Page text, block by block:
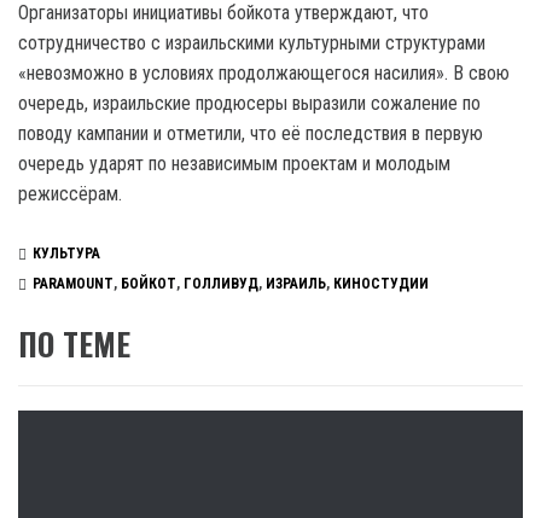
Организаторы инициативы бойкота утверждают, что
сотрудничество с израильскими культурными структурами
«невозможно в условиях продолжающегося насилия». В свою
очередь, израильские продюсеры выразили сожаление по
поводу кампании и отметили, что её последствия в первую
очередь ударят по независимым проектам и молодым
режиссёрам.
КУЛЬТУРА
PARAMOUNT, БОЙКОТ, ГОЛЛИВУД, ИЗРАИЛЬ, КИНОСТУДИИ
ПО ТЕМЕ